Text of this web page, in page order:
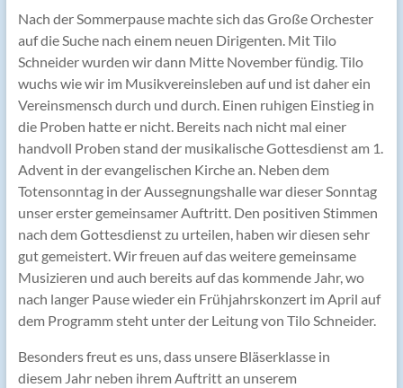
Nach der Sommerpause machte sich das Große Orchester
auf die Suche nach einem neuen Dirigenten. Mit Tilo
Schneider wurden wir dann Mitte November fündig. Tilo
wuchs wie wir im Musikvereinsleben auf und ist daher ein
Vereinsmensch durch und durch. Einen ruhigen Einstieg in
die Proben hatte er nicht. Bereits nach nicht mal einer
handvoll Proben stand der musikalische Gottesdienst am 1.
Advent in der evangelischen Kirche an. Neben dem
Totensonntag in der Aussegnungshalle war dieser Sonntag
unser erster gemeinsamer Auftritt. Den positiven Stimmen
nach dem Gottesdienst zu urteilen, haben wir diesen sehr
gut gemeistert. Wir freuen auf das weitere gemeinsame
Musizieren und auch bereits auf das kommende Jahr, wo
nach langer Pause wieder ein Frühjahrskonzert im April auf
dem Programm steht unter der Leitung von Tilo Schneider.
Besonders freut es uns, dass unsere Bläserklasse in
diesem Jahr neben ihrem Auftritt an unserem